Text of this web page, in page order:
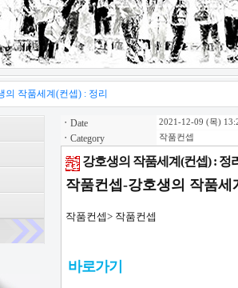
의 작품세계(컨셉) : 정리
ㆍDate 2021-12-09 (목)
ㆍCategory 작품컨셉
강호생의 작품세계(컨셉) : 정
작품컨셉-강호생의 작품
작품컨셉> 작품컨셉
바로가기